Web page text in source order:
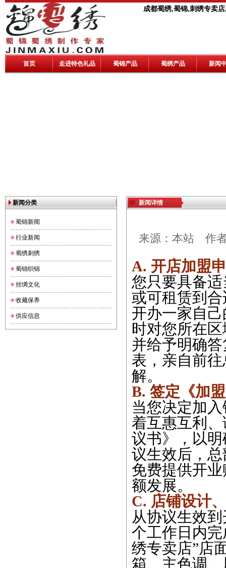
成都蜀绣,蜀锦,刺绣专卖
首页 走进特色礼品 蜀锦产品 蜀绣产品 新闻
新闻分类
蜀锦新闻
行业新闻
蜀绣刺绣
蜀锦织锦
丝绸文化
收藏保养
供应信息
新闻详情
来源：本站 作
A. 开店加盟
您只要具备
或可租赁到
开办一家自
时对您所在
并给予明确
表，亲自前
解。
B. 签定《加
当您决定加
着互惠互利
议书》，以
议生效后，
免费提供开
额发展。
C. 店铺设计
从协议生效
个工作日内
绣专卖店”店
箱、主色调